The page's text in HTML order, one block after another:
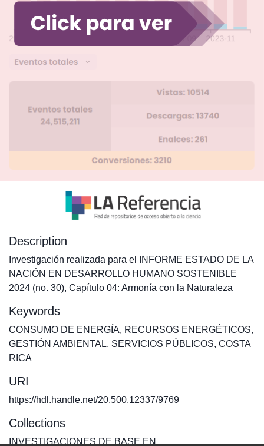
Description
Investigación realizada para el INFORME ESTADO DE LA
NACIÓN EN DESARROLLO HUMANO SOSTENIBLE
2024 (no. 30), Capítulo 04: Armonía con la Naturaleza
Keywords
CONSUMO DE ENERGÍA, RECURSOS ENERGÉTICOS,
GESTIÓN AMBIENTAL, SERVICIOS PÚBLICOS, COSTA
RICA
URI
https://hdl.handle.net/20.500.12337/9769
Collections
INVESTIGACIONES DE BASE EN